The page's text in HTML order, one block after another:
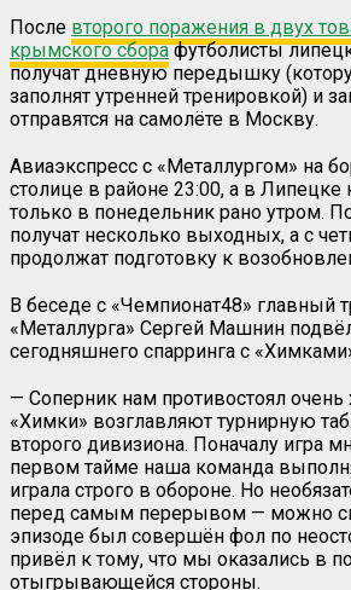
После второго поражения в двух
крымского сборафутболисты
получат дневную передышку
заполнят утренней тренировкой) и
отправятся на самолёте в Москву.
Авиаэкспресс с «Металлургом» на
столице в районе 23:00, а в Липецке
только в понедельник рано утром.
получат несколько выходных, а с
продолжат подготовку к
В беседе с «Чемпионат48» главный
«Металлурга» Сергей Машнин
сегодняшнего спарринга с
— Соперник нам противостоял
«Химки» возглавляют турнирную
второго дивизиона. Поначалу игра
первом тайме наша команда
играла строго в обороне. Но
перед самым перерывом — можно
эпизоде был совершён фол по
привёл к тому, что мы оказались в
отыгрывающейся стороны.